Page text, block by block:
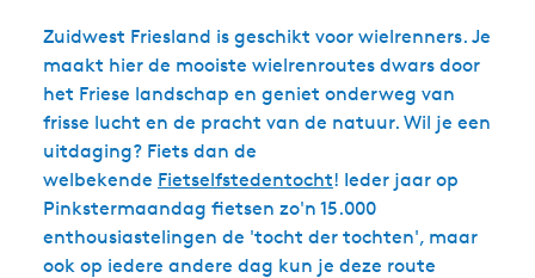
Zuidwest Friesland is geschikt voor wielrenners. Je
maakt hier de mooiste wielrenroutes dwars door
het Friese landschap en geniet onderweg van
frisse lucht en de pracht van de natuur. Wil je een
uitdaging? Fiets dan de
welbekende Fietselfstedentocht! Ieder jaar op
Pinkstermaandag fietsen zo'n 15.000
enthousiastelingen de 'tocht der tochten', maar
ook op iedere andere dag kun je deze route